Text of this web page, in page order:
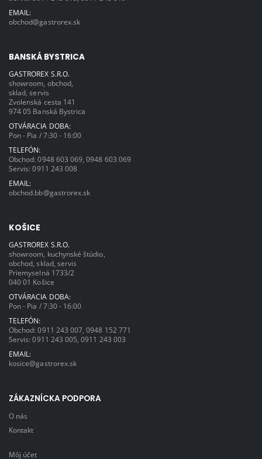
EMAIL:
obchod@gastrorex.sk
BANSKÁ BYSTRICA
GASTROREX S.R.O.
showroom, obchod,
sklad, servis
Zvolenská cesta 141
974 05 Banská Bystrica
OTVÁRACIA DOBA:
Pon - Pia / 7:30 - 16:00
TELEFÓN:
Obchod:0948 603 069 ,0948 603 069
Servis:0911 243 008
EMAIL:
obchod.bb@gastrorex.sk
KOŠICE
GASTROREX S.R.O.
showroom, kuchynské štúdio,
obchod, sklad, servis
Priemyselná 1733/2
040 01 Košice
OTVÁRACIA DOBA:
Pon - Pia / 7:30 - 16:00
TELEFÓN:
Obchod:0911 243 007 ,0948 152 771
Servis:0911 243 005 ,0911 243 003
EMAIL:
kosice@gastrorex.sk
ZÁKAZNÍCKA PODPORA
O nás
Kontakt
Môj účet